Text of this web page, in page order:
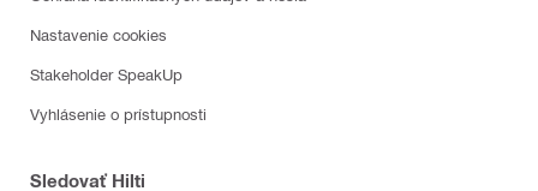
Nastavenie cookies
Stakeholder SpeakUp
Vyhlásenie o prístupnosti
Sledovať Hilti